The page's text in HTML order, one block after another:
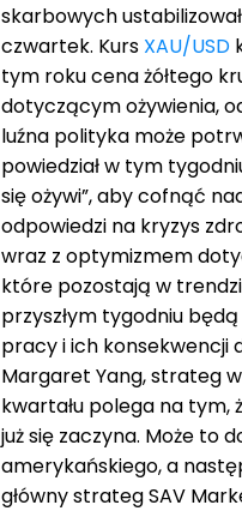
skarbowych
czwartek. Kurs XAU/USD
tym roku cena żółtego
dotyczącym ożywienia,
luźna polityka może
powiedział w tym
się ożywi”, aby cofnąć
odpowiedzi na kryzys
wraz z optymizmem
które pozostają w
przyszłym tygodniu
pracy i ich konsekwencji
Margaret Yang, strateg
kwartału polega na tym,
już się zaczyna. Może to
amerykańskiego, a
główny strateg SAV